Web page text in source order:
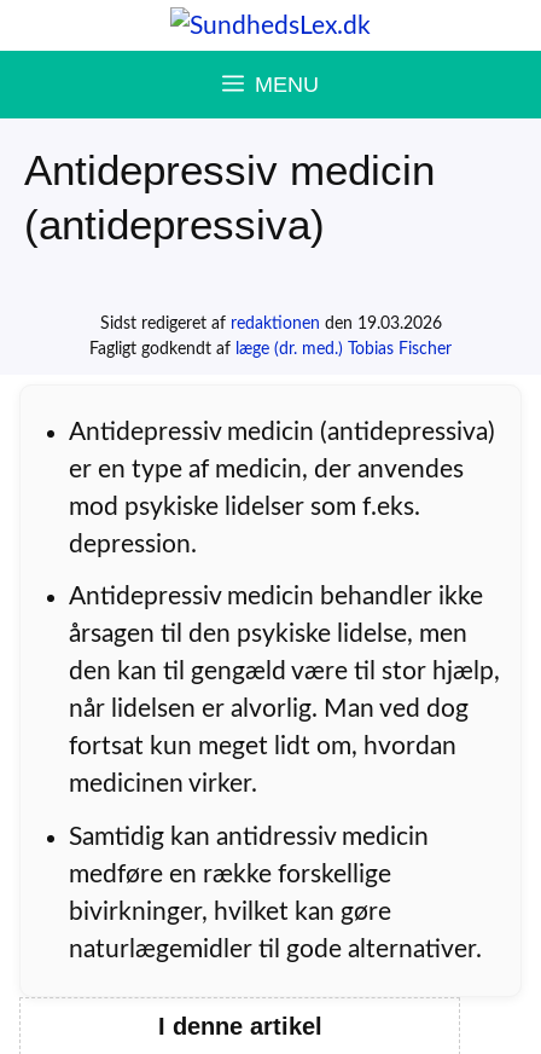
til
MENU
Antidepressiv medicin
(antidepressiva)
Sidst redigeret af redaktionen den 19.03.2026
Fagligt godkendt af læge (dr. med.) Tobias Fischer
Antidepressiv medicin (antidepressiva)
er en type af medicin, der anvendes
mod psykiske lidelser som f.eks.
depression.
Antidepressiv medicin behandler ikke
årsagen til den psykiske lidelse, men
den kan til gengæld være til stor hjælp,
når lidelsen er alvorlig. Man ved dog
fortsat kun meget lidt om, hvordan
medicinen virker.
Samtidig kan antidressiv medicin
medføre en række forskellige
bivirkninger, hvilket kan gøre
naturlægemidler til gode alternativer.
I denne artikel